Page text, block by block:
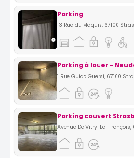
Parking
13 Rue du Maquis, 67100
Parking à louer -
1 Rue Guido Guersi, 67100